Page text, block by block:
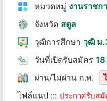
หมวดหมู่ งานราชก
จังหวัด สตูล
วุฒิการศึกษา วุฒิ ม
วันที่เปิดรับสมัคร
ผ่าน/ไม่ผ่าน ก.พ.
ไฟล์แนป ::: ประกาศรับสมั